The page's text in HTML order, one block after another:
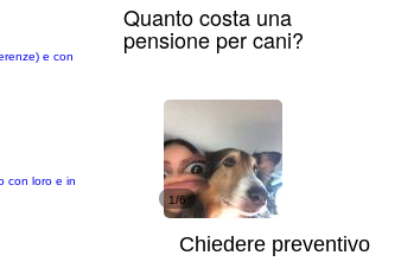
e con
con loro e in
1/6
Chiedere preventivo
Quanto costa una
pensione per cani?